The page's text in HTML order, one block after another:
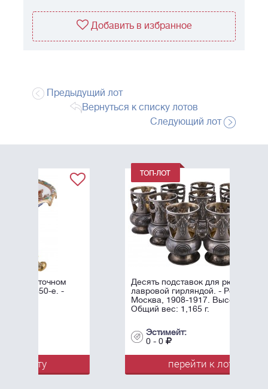
Добавить в избранное
Предыдущий лот
Вернуться к списку лотов
Следующий лот
Десять подставок для рюмок с
лавровой гирляндой. - Россия,
Москва, 1908-1917. Высота: 8,5 см.
Общий вес: 1,165 г.
перейти к лоту